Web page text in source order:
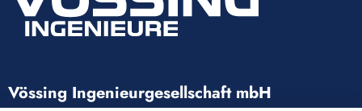
Vössing Ingenieurgesellschaft mbH